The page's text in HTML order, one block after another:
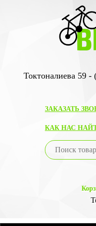
Токтоналиева 59 -
ЗАКАЗАТЬ
КАК НАС